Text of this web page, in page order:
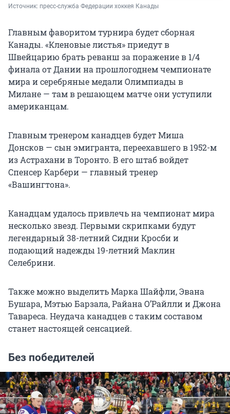
Источник: пресс-служба Федерации хоккея Канады
Главным фаворитом турнира будет сборная
Канады. «Кленовые листья» приедут в
Швейцарию брать реванш за поражение в 1/4
финала от Дании на прошлогоднем чемпионате
мира и серебряные медали Олимпиады в
Милане — там в решающем матче они уступили
американцам.
Главным тренером канадцев будет Миша
Донсков — сын эмигранта, переехавшего в 1952-м
из Астрахани в Торонто. В его штаб войдет
Спенсер Карбери — главный тренер
«Вашингтона».
Канадцам удалось привлечь на чемпионат мира
несколько звезд. Первыми скрипками будут
легендарный 38-летний Сидни Кросби и
подающий надежды 19-летний Маклин
Селебрини.
Также можно выделить Марка Шайфли, Эвана
Бушара, Мэтью Барзала, Райана О’Райлли и Джона
Тавареса. Неудача канадцев с таким составом
станет настоящей сенсацией.
Без победителей